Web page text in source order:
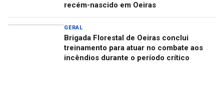
recém-nascido em Oeiras
GERAL
Brigada Florestal de Oeiras conclui
treinamento para atuar no combate aos
incêndios durante o período crítico